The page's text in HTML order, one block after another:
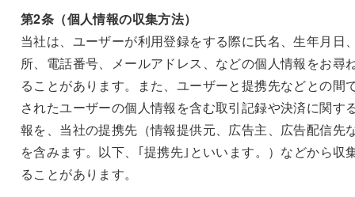
第2条（個人情報の収集方法）
当社は、ユーザーが利用登録をする際に氏名、生年月日
所、電話番号、メールアドレス、などの個人情報をお尋
ることがあります。また、ユーザーと提携先などとの間
されたユーザーの個人情報を含む取引記録や決済に関す
報を、当社の提携先（情報提供元、広告主、広告配信先
を含みます。以下、｢提携先｣といいます。）などから収
ることがあります。